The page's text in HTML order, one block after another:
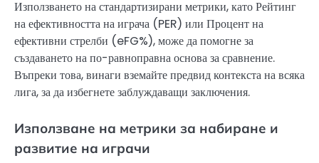
Използването на стандартизирани метрики, като Рейтинг
на ефективността на играча (PER) или Процент на
ефективни стрелби (eFG%), може да помогне за
създаването на по-равноправна основа за сравнение.
Въпреки това, винаги вземайте предвид контекста на всяка
лига, за да избегнете заблуждаващи заключения.
Използване на метрики за набиране и
развитие на играчи